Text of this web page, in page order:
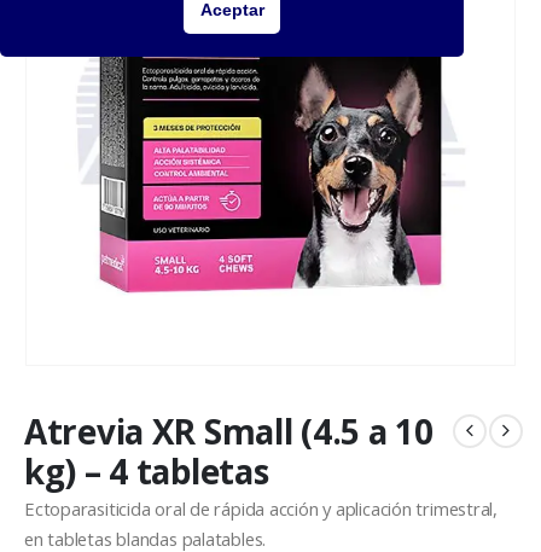
Atrevia XR Small (4.5 a 10
kg) – 4 tabletas
Ectoparasiticida oral de rápida acción y aplicación trimestral,
en tabletas blandas palatables.
Aceptar